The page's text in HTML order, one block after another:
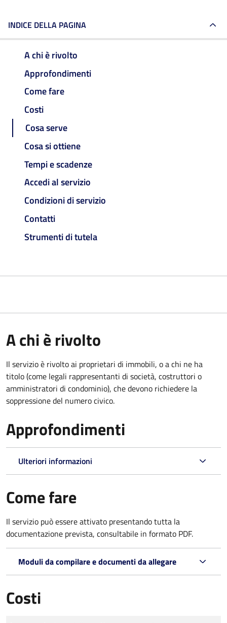
INDICE DELLA PAGINA
A chi è rivolto
Approfondimenti
Come fare
Costi
Cosa serve
Cosa si ottiene
Tempi e scadenze
Accedi al servizio
Condizioni di servizio
Contatti
Strumenti di tutela
A chi è rivolto
Il servizio è rivolto ai proprietari di immobili, o a chi ne ha
titolo (come legali rappresentanti di società, costruttori o
amministratori di condominio), che devono richiedere la
soppressione del numero civico.
Approfondimenti
Ulteriori informazioni
Come fare
Il servizio può essere attivato presentando tutta la
documentazione prevista, consultabile in formato PDF.
Moduli da compilare e documenti da allegare
Costi